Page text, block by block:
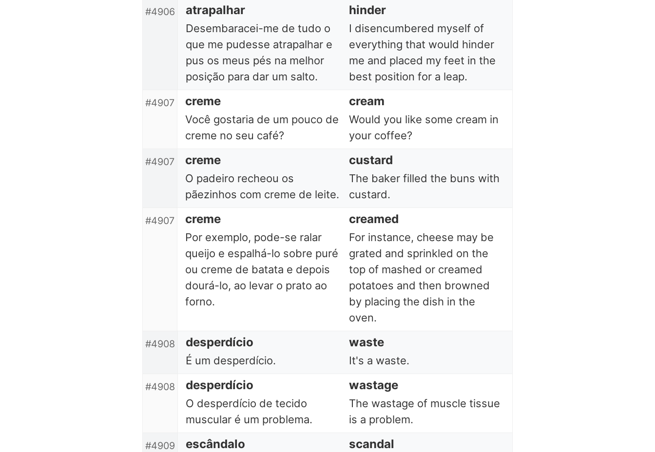
#4906 atrapalhar hinder
Desembaracei-me de tudo o
que me pudesse atrapalhar e
pus os meus pés na melhor
posição para dar um salto.
I disencumbered myself of
everything that would hinder
me and placed my feet in the
best position for a leap.
#4907 creme cream
Você gostaria de um pouco de
creme no seu café?
Would you like some cream in
your coffee?
#4907 creme custard
O padeiro recheou os
pãezinhos com creme de leite.
The baker filled the buns with
custard.
#4907 creme creamed
Por exemplo, pode-se ralar
queijo e espalhá-lo sobre puré
ou creme de batata e depois
dourá-lo, ao levar o prato ao
forno.
For instance, cheese may be
grated and sprinkled on the
top of mashed or creamed
potatoes and then browned
by placing the dish in the
oven.
#4908 desperdício waste
É um desperdício. It's a waste.
#4908 desperdício wastage
O desperdício de tecido
muscular é um problema.
The wastage of muscle tissue
is a problem.
#4909 escândalo scandal